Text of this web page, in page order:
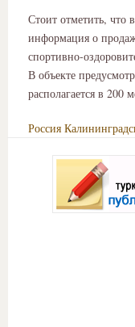
Стоит отметить, что
информация о
спортивно-
В объекте
располагается в 200
Россия